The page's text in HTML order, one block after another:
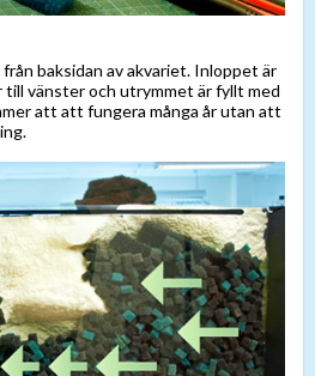
baksidan av akvariet. Inloppet är
till vänster och utrymmet är fyllt med
att att fungera många år utan att